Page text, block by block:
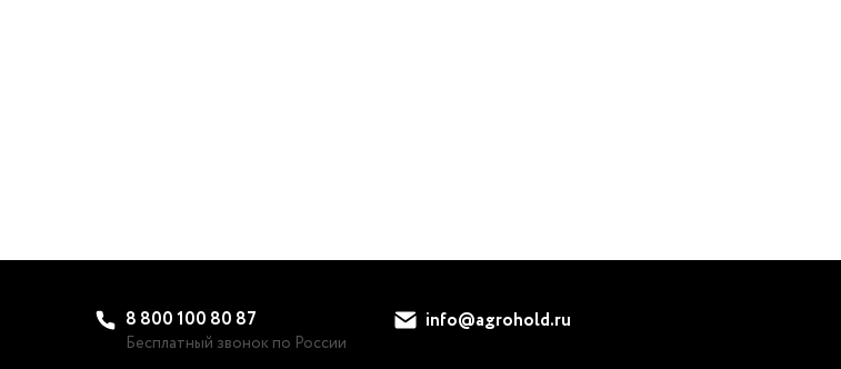
8 800 100 80 87
Бесплатный звонок по России
info@agrohold.ru